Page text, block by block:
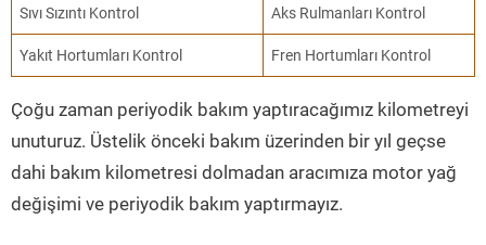
Sıvı Sızıntı Kontrol Aks Rulmanları Kontrol
Yakıt Hortumları Kontrol Fren Hortumları Kontrol
Çoğu zaman periyodik bakım yaptıracağımız kilometreyi
unuturuz. Üstelik önceki bakım üzerinden bir yıl geçse
dahi bakım kilometresi dolmadan aracımıza motor yağ
değişimi ve periyodik bakım yaptırmayız.